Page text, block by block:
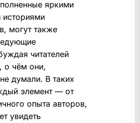
яркими
историями
могут также
читателей
о чём они,
думали. В таких
элемент — от
опыта авторов,
увидеть